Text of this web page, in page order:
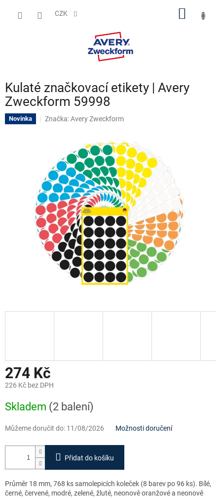
CZK
Kulaté značkovací etikety | Avery
Zweckform 59998
Novinka Značka:Avery Zweckform
274 Kč
226 Kč bez DPH
cena:
Skladem (2 balení)
Můžeme doručit do: 11/08/2026 Možnosti doručení
Přidat do košíku
Průměr 18 mm, 768 ks samolepicích koleček (8 barev po 96 ks). Bílé,
černé, červené, modré, zelené, žluté, neonově oranžové a neonově